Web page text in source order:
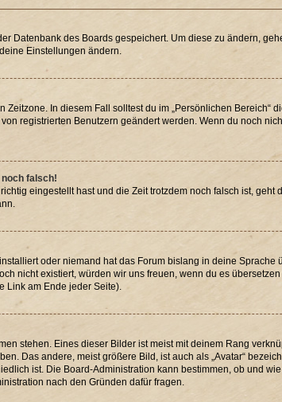
Datenbank des Boards gespeichert. Um diese zu ändern,
Einstellungen ändern.
In diesem Fall solltest du im „Persönlichen Bereich“
registrierten Benutzern geändert werden. Wenn du noch
noch falsch!
eingestellt hast und die Zeit trotzdem noch falsch ist, geht
oder niemand hat das Forum bislang in deine Sprache
nicht existiert, würden wir uns freuen, wenn du es
Link am Ende jeder Seite).
stehen. Eines dieser Bilder ist meist mit deinem Rang
Das andere, meist größere Bild, ist auch als „Avatar“
ist. Die Board-Administration kann bestimmen, ob und
nach den Gründen dafür fragen.